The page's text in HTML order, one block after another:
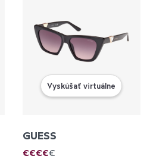
Vyskúšať virtuálne
GUESS
€€€€€